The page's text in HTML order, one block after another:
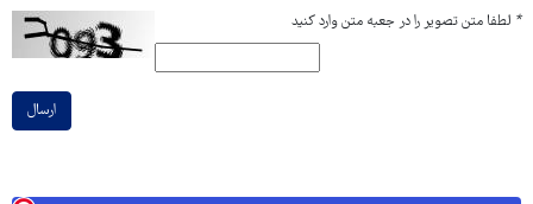
* لطفا متن تصویر را در جعبه متن وارد کنید
ارسال